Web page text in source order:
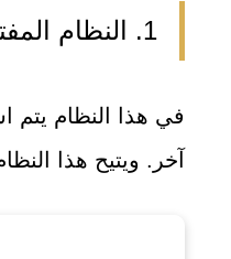
1. النظام المفتوح
في هذا النظام يتم
آخر. ويتيح هذا